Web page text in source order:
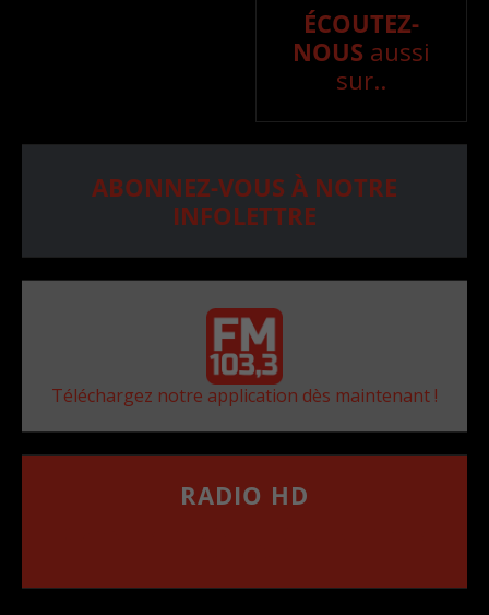
ÉCOUTEZ-
NOUS aussi
sur..
ABONNEZ-VOUS À NOTRE
INFOLETTRE
Téléchargez notre application dès maintenant !
RADIO HD